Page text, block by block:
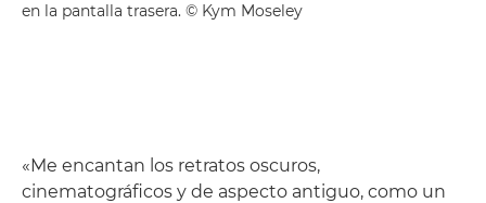
en la pantalla trasera. © Kym Moseley
«Me encantan los retratos oscuros,
cinematográficos y de aspecto antiguo, como un